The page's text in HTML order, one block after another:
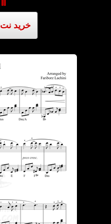
خرید نت ۳۰۰۰۰ تومان